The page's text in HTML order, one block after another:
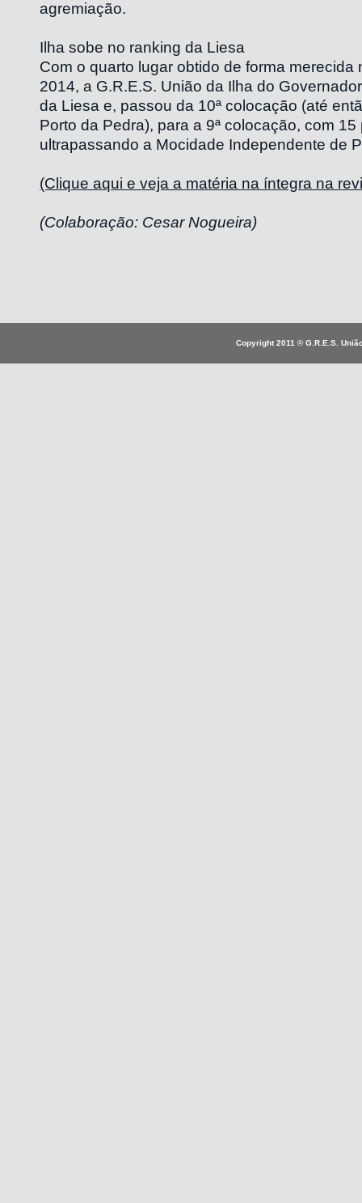
agremiação.
Ilha sobe no ranking da Liesa
Com o quarto lugar obtido de forma merecida
2014, a G.R.E.S. União da Ilha do
da Liesa e, passou da 10ª colocação (até
Porto da Pedra), para a 9ª colocação, com 15
ultrapassando a Mocidade Independente de
(Clique aqui e veja a matéria na íntegra na
(Colaboração: Cesar Nogueira)
Copyright 2011 © G.R.E.S.